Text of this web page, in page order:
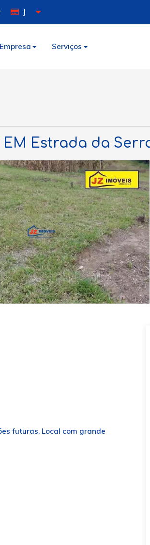
J
Empresa Serviços
EM Estrada da
futuras. Local com grande